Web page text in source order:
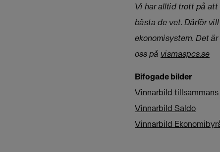
Vi har alltid trott på att
bästa de vet. Därför
ekonomisystem. Det
oss på vismaspcs.se
Bifogade bilder
Vinnarbild tillsammans
Vinnarbild Saldo
Vinnarbild